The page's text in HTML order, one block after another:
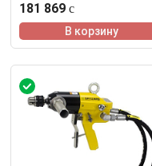
181 869
В корзину